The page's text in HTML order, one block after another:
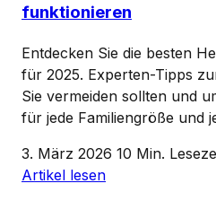
funktionieren
Entdecken Sie die besten
für 2025. Experten-Tipps
Sie vermeiden sollten und
für jede Familiengröße und
3. März 2026 10 Min.
Artikel lesen